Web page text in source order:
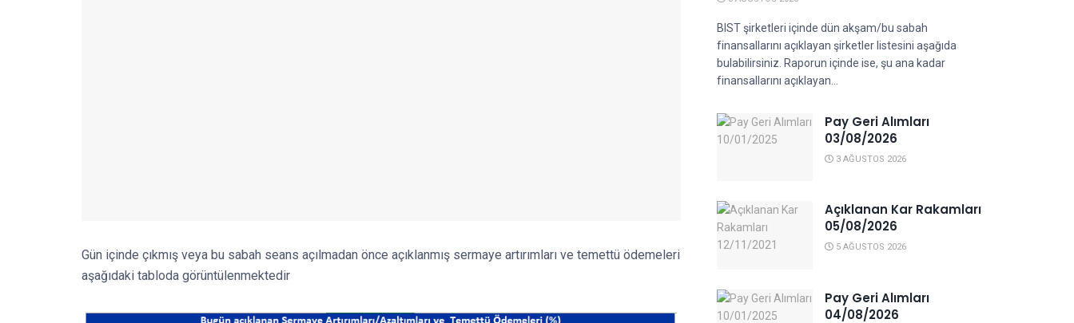
Gün içinde çıkmış veya bu sabah seans açılmadan önce açıklanmış sermaye artırımları ve temettü ödemeleri
aşağıdaki tabloda görüntülenmektedir
BIST şirketleri içinde dün akşam/bu sabah
finansallarını açıklayan şirketler listesini aşağıda
bulabilirsiniz. Raporun içinde ise, şu ana kadar
finansallarını açıklayan...
Pay Geri Alımları
03/08/2026
3 AĞUSTOS 2026
Açıklanan Kar Rakamları
05/08/2026
5 AĞUSTOS 2026
Pay Geri Alımları
04/08/2026